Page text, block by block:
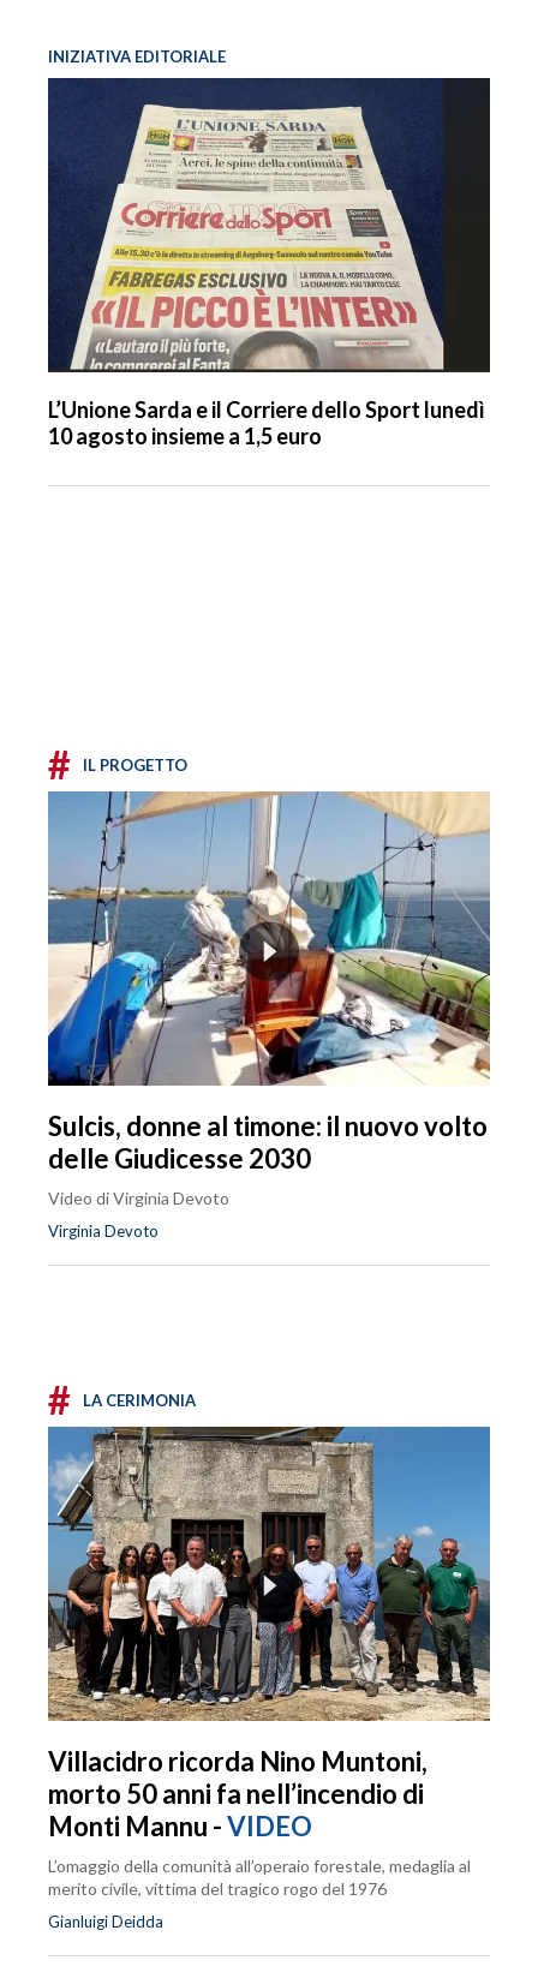
INIZIATIVA EDITORIALE
L’Unione Sarda e il Corriere dello Sport lunedì
10 agosto insieme a 1,5 euro
# IL PROGETTO
Sulcis, donne al timone: il nuovo volto
delle Giudicesse 2030
Video di Virginia Devoto
Virginia Devoto
# LA CERIMONIA
Villacidro ricorda Nino Muntoni,
morto 50 anni fa nell’incendio di
Monti Mannu -VIDEO
L’omaggio della comunità all’operaio forestale, medaglia al
merito civile, vittima del tragico rogo del 1976
Gianluigi Deidda